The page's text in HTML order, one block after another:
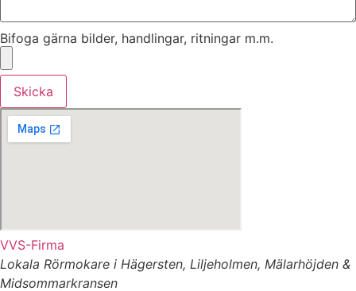
Bifoga gärna bilder, handlingar, ritningar m.m.
Skicka
VVS-Firma
Lokala Rörmokare i Hägersten, Liljeholmen, Mälarhöjden &
Midsommarkransen